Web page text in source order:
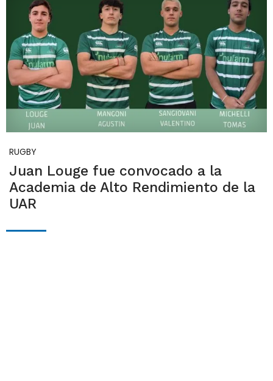
RUGBY
Juan Louge fue convocado a la
Academia de Alto Rendimiento de la
UAR